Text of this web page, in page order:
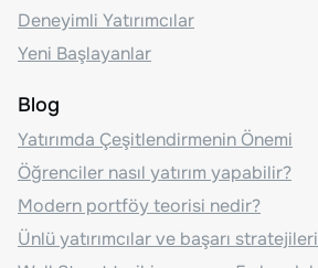
Deneyimli Yatırımcılar
Yeni Başlayanlar
Blog
Yatırımda Çeşitlendirmenin Önemi
Öğrenciler nasıl yatırım yapabilir?
Modern portföy teorisi nedir?
Ünlü yatırımcılar ve başarı stratejileri